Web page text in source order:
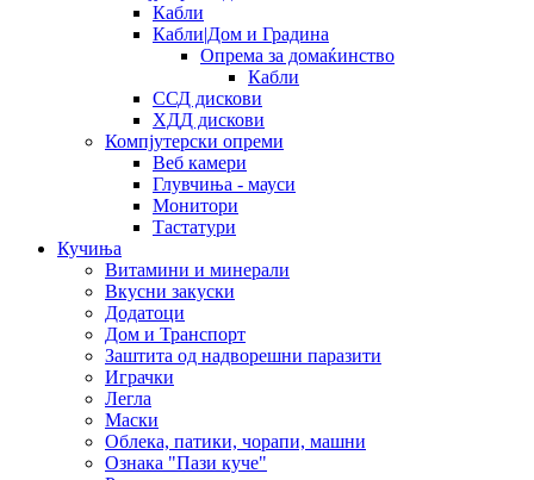
Кабли
Кабли|Дом и Градина
Опрема за домаќинство
Кабли
ССД дискови
ХДД дискови
Компјутерски опреми
Веб камери
Глувчиња - мауси
Монитори
Тастатури
Кучиња
Витамини и минерали
Вкусни закуски
Додатоци
Дом и Транспорт
Заштита од надворешни паразити
Играчки
Легла
Маски
Облека, патики, чорапи, машни
Ознака "Пази куче"